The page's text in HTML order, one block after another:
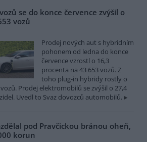
se do konce července zvýšil o
vozů
Prodej nových aut s hybridním
pohonem od ledna do konce
července vzrostl o 16,3
procenta na 43 653 vozů. Z
toho plug-in hybridy rostly o
Prodej elektromobilů se zvýšil o 27,4
Uvedl to Svaz dovozců automobilů.
pod Pravčickou bránou oheň,
korun